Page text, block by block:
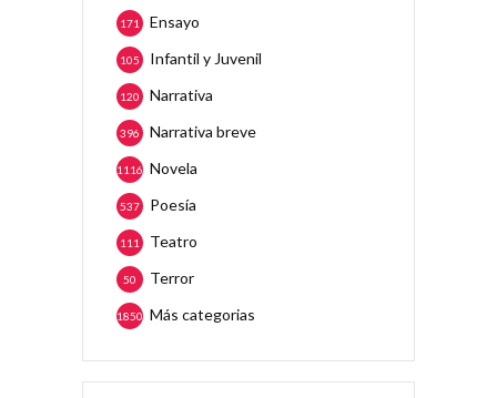
Ensayo
171
Infantil y Juvenil
105
Narrativa
120
Narrativa breve
396
Novela
1116
Poesía
537
Teatro
111
Terror
50
Más categorias
1850